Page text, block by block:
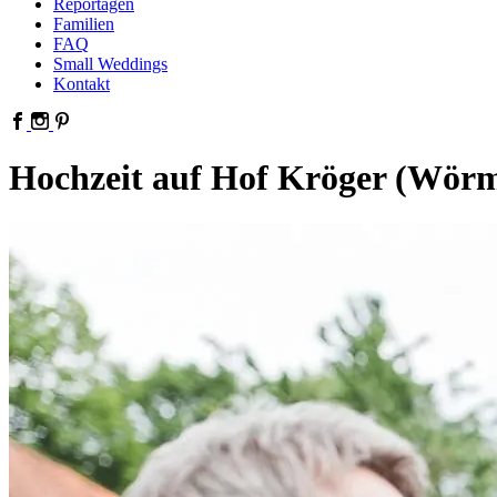
Reportagen
Familien
FAQ
Small Weddings
Kontakt
Hochzeit auf Hof Kröger